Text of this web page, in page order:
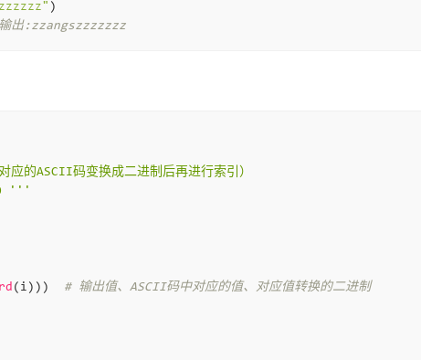
)
出:zzangszzzzzzz
对应的ASCII码变换成二进制后再进行索引）
'''
( i )))
# 输出值、ASCII码中对应的值、对应值转换的二进制